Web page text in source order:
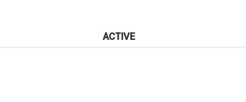
ACTIVE